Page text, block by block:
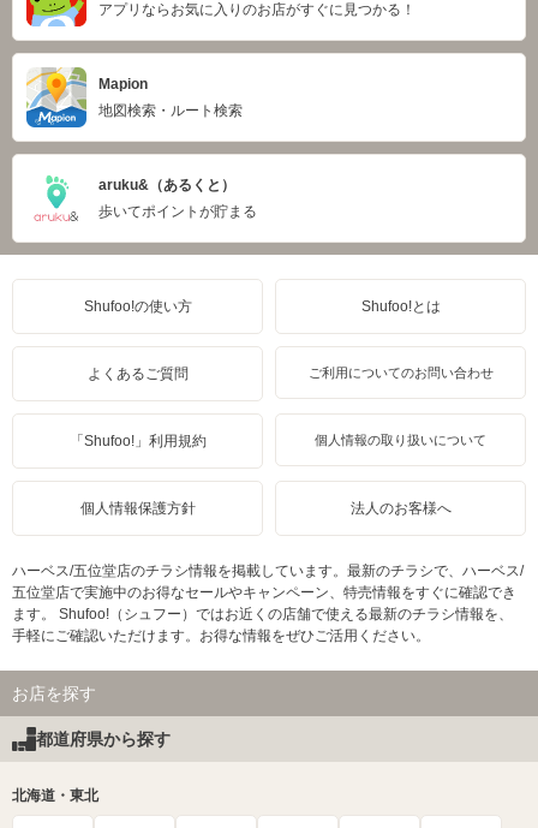
アプリならお気に入りのお店がすぐに見つかる！
Mapion
地図検索・ルート検索
aruku&（あるくと）
歩いてポイントが貯まる
Shufoo!の使い方 Shufoo!とは
よくあるご質問 ご利用についてのお問い合わせ
「Shufoo!」利用規約 個人情報の取り扱いについて
個人情報保護方針 法人のお客様へ
ハーベス/五位堂店のチラシ情報を掲載しています。最新のチラシで、ハーベス/
五位堂店で実施中のお得なセールやキャンペーン、特売情報をすぐに確認でき
ます。 Shufoo!（シュフー）ではお近くの店舗で使える最新のチラシ情報を、
手軽にご確認いただけます。お得な情報をぜひご活用ください。
お店を探す
都道府県から探す
北海道・東北